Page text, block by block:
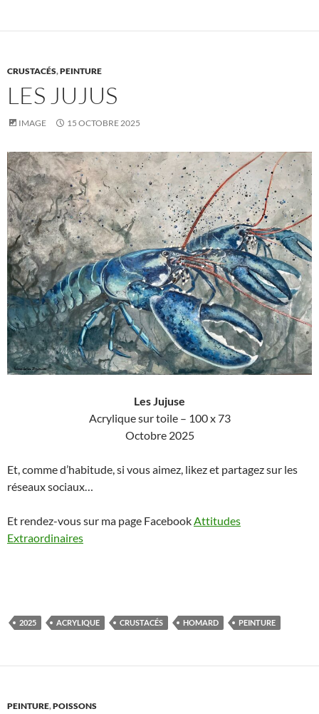
CRUSTACÉS,PEINTURE
LES JUJUS
IMAGE 15 OCTOBRE 2025
Les Jujuse
Acrylique sur toile – 100 x 73
Octobre 2025
Et, comme d’habitude, si vous aimez, likez et partagez sur les
réseaux sociaux…
Et rendez-vous sur ma page Facebook Attitudes
Extraordinaires
2025 ACRYLIQUE CRUSTACÉS HOMARD PEINTURE
PEINTURE,POISSONS